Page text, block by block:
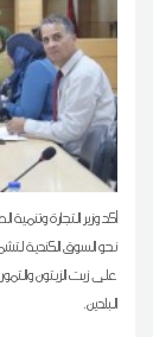
أكد وزير التجارة
نحو السوق الكندية
على زيت الزيتون
البلدين.